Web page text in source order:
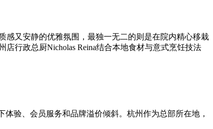
感又安静的优雅氛围，最独一无二的则是在院内精心移栽
行政总厨Nicholas Reina结合本地食材与意式烹饪技法
验、会员服务和品牌溢价倾斜。杭州作为总部所在地，